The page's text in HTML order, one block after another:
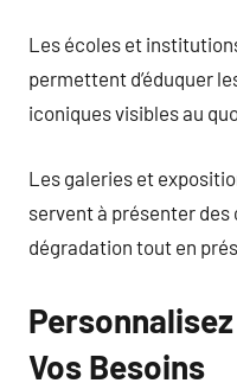
Les écoles et
permettent d’éduquer
iconiques visibles au
Les galeries et
servent à présenter
dégradation tout en
Vos Besoins